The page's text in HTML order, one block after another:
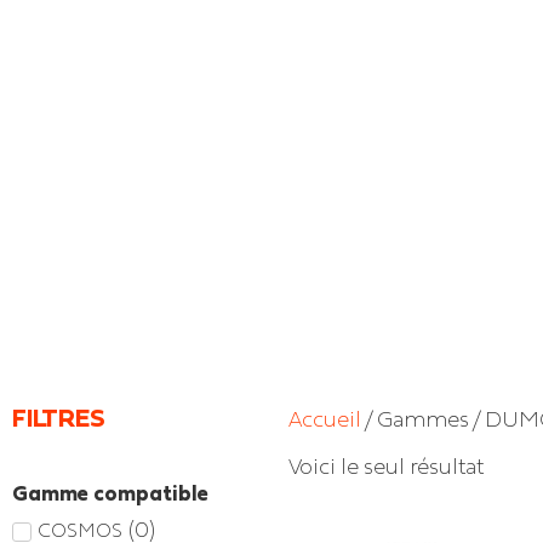
FILTRES
Gamme compatible
COSMOS (0)
Accueil / Gammes /
Voici le seul résultat